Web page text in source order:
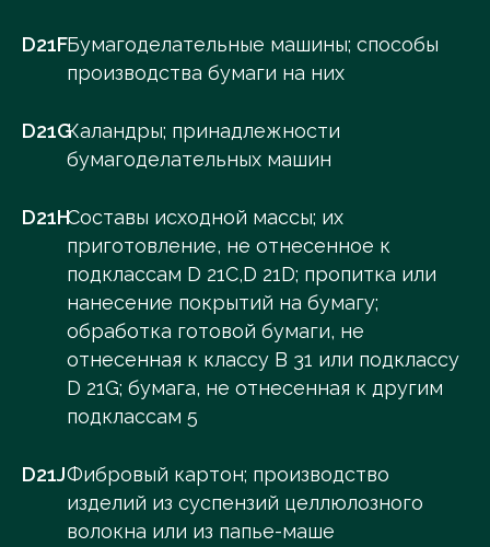
D21FБумагоделательные машины; способы
производства бумаги на них
D21GКаландры; принадлежности
бумагоделательных машин
D21HСоставы исходной массы; их
приготовление, не отнесенное к
подклассам D 21C,D 21D; пропитка или
нанесение покрытий на бумагу;
обработка готовой бумаги, не
отнесенная к классу B 31 или подклассу
D 21G; бумага, не отнесенная к другим
подклассам 5
D21JФибровый картон; производство
изделий из суспензий целлюлозного
волокна или из папье-маше